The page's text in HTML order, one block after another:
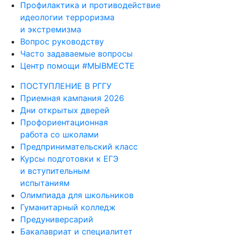
Профилактика и противодействие
идеологии терроризма
и экстремизма
Вопрос руководству
Часто задаваемые вопросы
Центр помощи #МЫВМЕСТЕ
ПОСТУПЛЕНИЕ В РГГУ
Приемная кампания 2026
Дни открытых дверей
Профориентационная
работа со школами
Предпринимательский класс
Курсы подготовки к ЕГЭ
и вступительным
испытаниям
Олимпиада для школьников
Гуманитарный колледж
Предуниверсарий
Бакалавриат и специалитет